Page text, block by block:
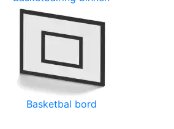
Basketbal bord